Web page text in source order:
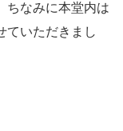
ちなみに本堂内は
ていただきまし